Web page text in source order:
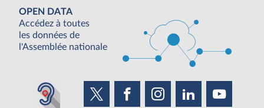
OPEN DATA
Accédez à toutes
les données de
l'Assemblée nationale